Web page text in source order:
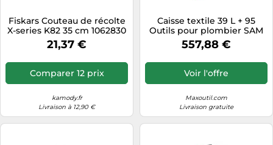
Fiskars Couteau de récolte
X-series K82 35 cm 1062830
21,37 €
Comparer 12 prix
kamody.fr
Livraison à 12,90 €
Caisse textile 39 L + 95
Outils pour plombier SAM
OUTILLAGE - CP-PL1
557,88 €
Voir l'offre
Maxoutil.com
Livraison gratuite